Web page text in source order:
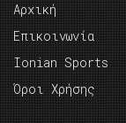
Αρχική
Επικοινωνία
Ionian Sports
Όροι Χρήσης